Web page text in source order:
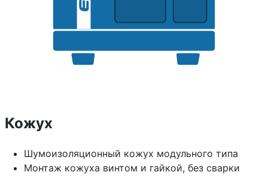
Кожух
Шумоизоляционный кожух модульного типа
Монтаж кожуха винтом и гайкой, без сварки